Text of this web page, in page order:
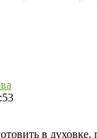
в духовке,